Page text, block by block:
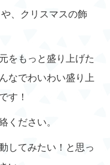
、クリスマスの飾
をもっと盛り上げた
なでわいわい盛り上
す！
ください。
してみたい！と思っ